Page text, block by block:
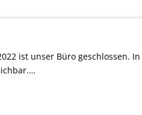
ist unser Büro geschlossen. In